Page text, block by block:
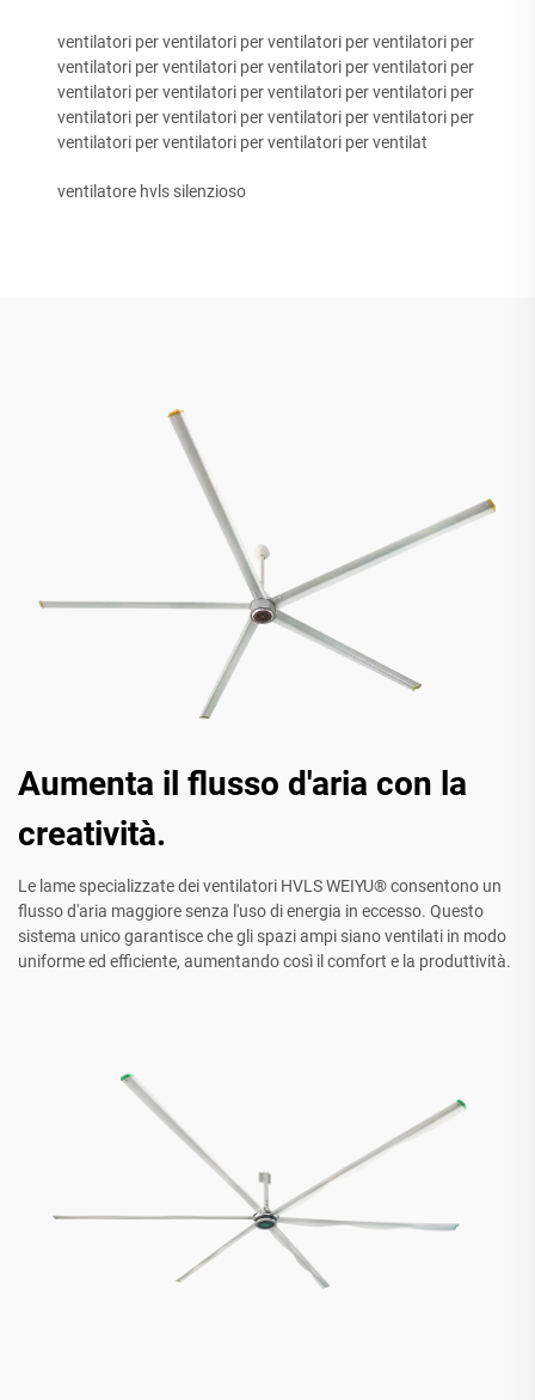
ventilatori per ventilatori per ventilatori per ventilatori per
ventilatori per ventilatori per ventilatori per ventilatori per
ventilatori per ventilatori per ventilatori per ventilatori per
ventilatori per ventilatori per ventilatori per ventilatori per
ventilatori per ventilatori per ventilatori per ventilat
ventilatore hvls silenzioso
Aumenta il flusso d'aria con la
creatività.
Le lame specializzate dei ventilatori HVLS WEIYU® consentono un
flusso d'aria maggiore senza l'uso di energia in eccesso. Questo
sistema unico garantisce che gli spazi ampi siano ventilati in modo
uniforme ed efficiente, aumentando così il comfort e la produttività.